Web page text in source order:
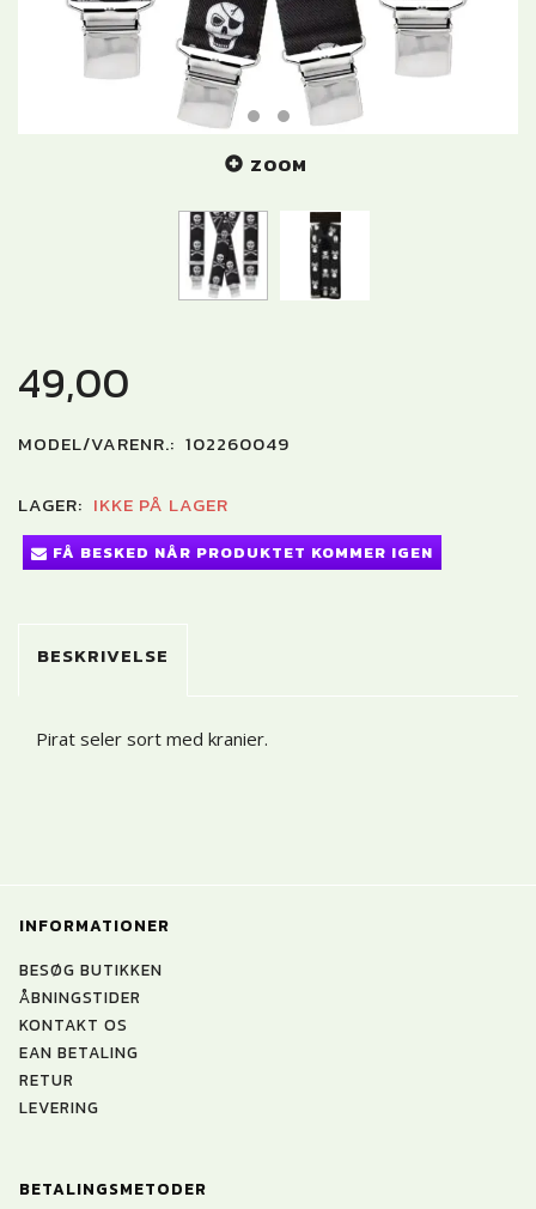
ZOOM
49,00
MODEL/VARENR.: 102260049
LAGER: IKKE PÅ LAGER
FÅ BESKED NÅR PRODUKTET KOMMER IGEN
BESKRIVELSE
Pirat seler sort med kranier.
INFORMATIONER
BESØG BUTIKKEN
ÅBNINGSTIDER
KONTAKT OS
EAN BETALING
RETUR
LEVERING
BETALINGSMETODER